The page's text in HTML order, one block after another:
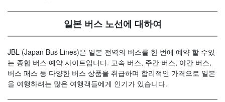
일본 버스 노선에 대하여
JBL (Japan Bus Lines)은 일본 전역의 버스를 한 번에 예약 할 수있
는 종합 버스 예약 사이트입니다. 고속 버스, 주간 버스, 야간 버스,
버스 패스 등 다양한 버스 상품을 취급하며 합리적인 가격으로 일본
을 여행하려는 많은 여행객들에게 인기가 있습니다.